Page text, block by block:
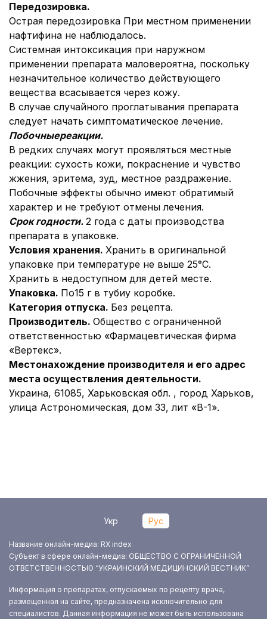
Передозировка.
Острая передозировка При местном применении
нафтифина не наблюдалось.
Системная интоксикация при наружном
применении препарата маловероятна, поскольку
незначительное количество действующего
вещества всасывается через кожу.
В случае случайного проглатывания препарата
следует начать симптоматическое лечение.
Побочныереакции.
В редких случаях могут проявляться местные
реакции: сухость кожи, покраснение и чувство
жжения, эритема, зуд, местное раздражение.
Побочные эффекты обычно имеют обратимый
характер и не требуют отмены лечения.
Срок годности. 2 года с даты производства
препарата в упаковке.
Условия хранения. Хранить в оригинальной
упаковке при температуре не выше 25°С.
Хранить в недоступном для детей месте.
Упаковка. По15 г в тубиу коробке.
Категория отпуска. Без рецепта.
Производитель. Общество с ограниченной
ответственностью «Фармацевтическая фирма
«Вертекс».
Местонахождение производителя и его адрес
места осуществления деятельности.
Украина, 61085, Харьковская обл. , город Харьков,
улица Астрономическая, дом 33, лит «В-1».
Укр Рус
Название онлайн-медиа: RX index
Субъект в сфере онлайн-медиа: ОБЩЕСТВО С ОГРАНИЧЕННОЙ
ОТВЕТСТВЕННОСТЬЮ “УКРАИНСКИЙ МЕДИЦИНСКИЙ ВЕСТНИК”
Информация о препаратах, отпускаемых по рецепту врача,
размещенная на сайте, предназначена исключительно для
специалистов. Данная информация не может быть использована